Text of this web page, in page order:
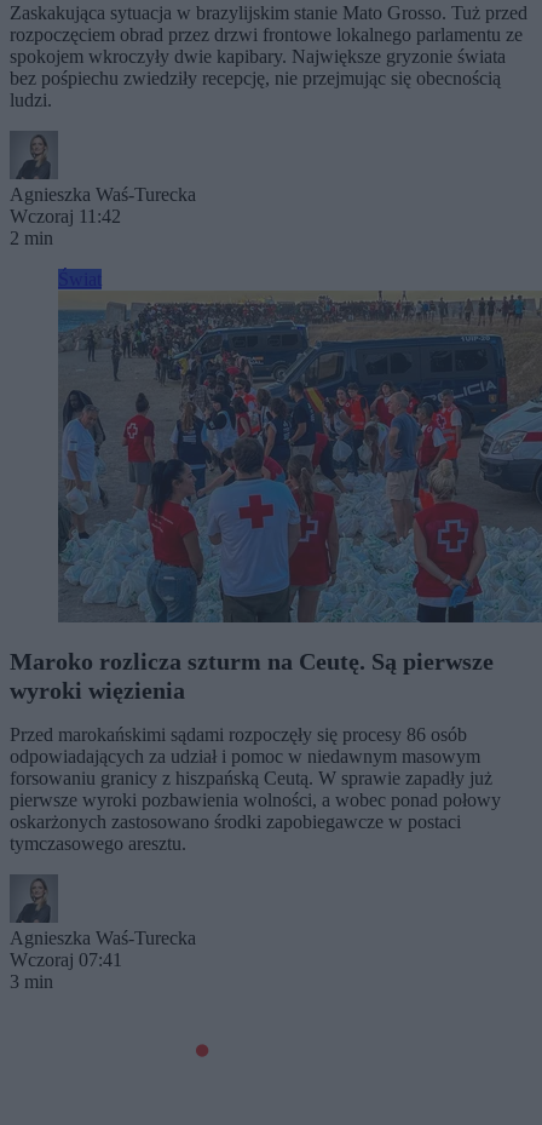
Zaskakująca sytuacja w brazylijskim stanie Mato Grosso. Tuż przed
rozpoczęciem obrad przez drzwi frontowe lokalnego parlamentu ze
spokojem wkroczyły dwie kapibary. Największe gryzonie świata
bez pośpiechu zwiedziły recepcję, nie przejmując się obecnością
ludzi.
Agnieszka Waś-Turecka
Wczoraj 11:42
2 min
Maroko rozlicza szturm na Ceutę. Są pierwsze
wyroki więzienia
Przed marokańskimi sądami rozpoczęły się procesy 86 osób
odpowiadających za udział i pomoc w niedawnym masowym
forsowaniu granicy z hiszpańską Ceutą. W sprawie zapadły już
pierwsze wyroki pozbawienia wolności, a wobec ponad połowy
oskarżonych zastosowano środki zapobiegawcze w postaci
tymczasowego aresztu.
Agnieszka Waś-Turecka
Wczoraj 07:41
3 min